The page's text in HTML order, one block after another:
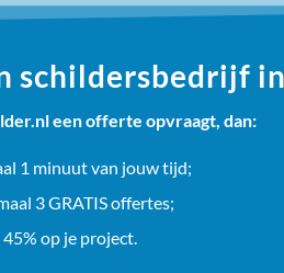
schildersbedrijf
een offerte opvraagt, dan:
1 minuut van jouw tijd;
3 GRATIS offertes;
op je project.